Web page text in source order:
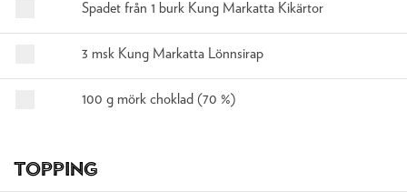
Spadet från 1 burk Kung Markatta Kikärtor
3 msk Kung Markatta Lönnsirap
100 g mörk choklad (70 %)
Topping